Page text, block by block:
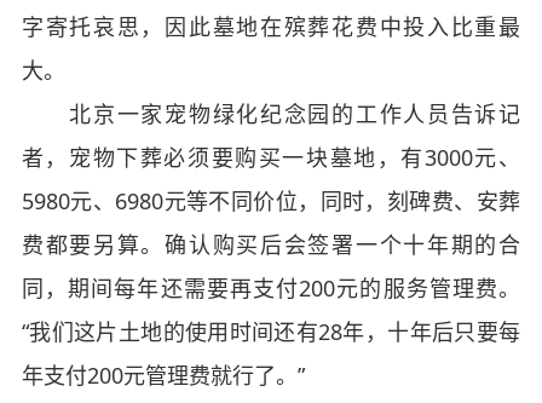
字寄托哀思，因此墓地在殡葬花费中投入比重最
大。
北京一家宠物绿化纪念园的工作人员告诉记
者，宠物下葬必须要购买一块墓地，有3000元、
5980元、6980元等不同价位，同时，刻碑费、安葬
费都要另算。确认购买后会签署一个十年期的合
同，期间每年还需要再支付200元的服务管理费。
“我们这片土地的使用时间还有28年，十年后只要每
年支付200元管理费就行了。”